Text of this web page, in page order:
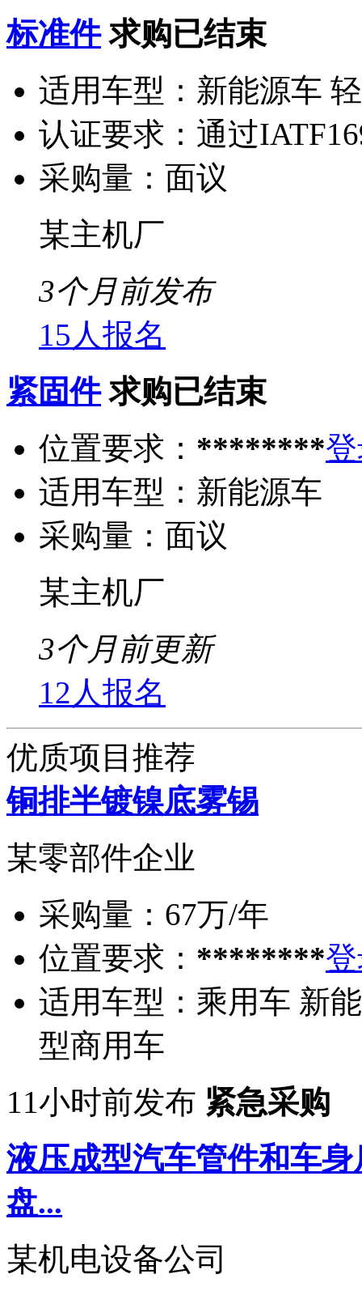
标准件 求购已结束
适用车型： 新能源车
认证要求： 通过
采购量： 面议
某主机厂
3个月前发布
15人报名
紧固件 求购已结束
位置要求： ********
适用车型： 新能源车
采购量： 面议
某主机厂
3个月前更新
12人报名
优质项目推荐
铜排半镀镍底雾锡
某零部件企业
采购量： 67万/年
位置要求： ********
适用车型： 乘用车 新
型商用车
11小时前发布 紧急采购
液压成型汽车管件和车
盘...
某机电设备公司